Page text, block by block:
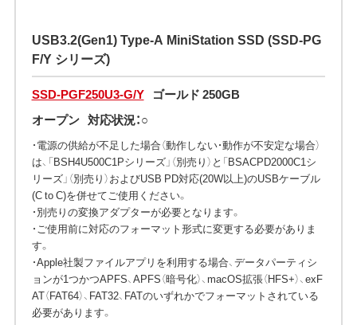
USB3.2(Gen1) Type-A MiniStation SSD (SSD-PG
F/Y シリーズ)
SSD-PGF250U3-G/Y ゴールド 250GB
オープン 対応状況：○
・電源の供給が不足した場合（動作しない・動作が不安定な場合）
は、「BSH4U500C1Pシリーズ」（別売り）と「BSACPD2000C1シ
リーズ」（別売り）およびUSB PD対応(20W以上)のUSBケーブル
(C to C)を併せてご使用ください。
・別売りの変換アダプターが必要となります。
・ご使用前に対応のフォーマット形式に変更する必要がありま
す。
・Apple社製ファイルアプリを利用する場合、データパーティシ
ョンが1つかつAPFS、APFS（暗号化）、macOS拡張（HFS+）、exF
AT（FAT64）、FAT32、FATのいずれかでフォーマットされている
必要があります。